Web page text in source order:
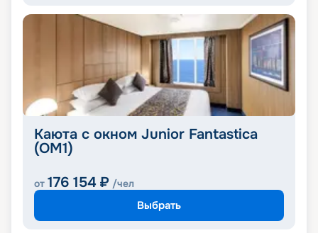
Каюта с окном Junior Fantastica
(OM1)
от 176 154 ₽ /чел
Выбрать